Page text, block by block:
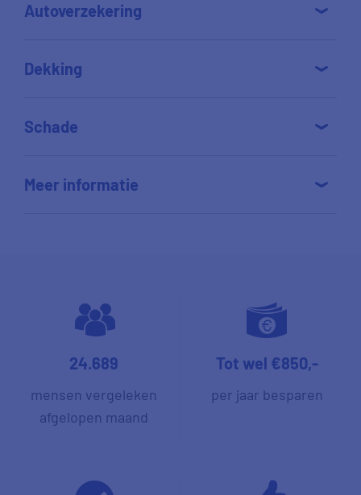
Autoverzekering
Dekking
Schade
Meer informatie
24.689
mensen vergeleken
afgelopen maand
Tot wel €850,-
per jaar besparen